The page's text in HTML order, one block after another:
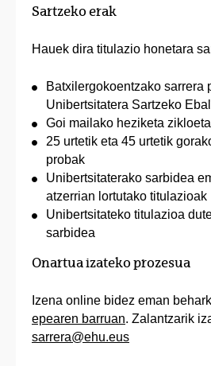
Sartzeko erak
Hauek dira titulazio honetara
Batxilergokoentzako sarrera
Unibertsitatera Sartzeko
Goi mailako heziketa
25 urtetik eta 45 urtetik
probak
Unibertsitaterako sarbidea
atzerrian lortutako titulazioak
Unibertsitateko titulazioa
sarbidea
Onartua izateko prozesua
Izena online bidez eman
epearen barruan. Zalantzarik
sarrera@ehu.eus